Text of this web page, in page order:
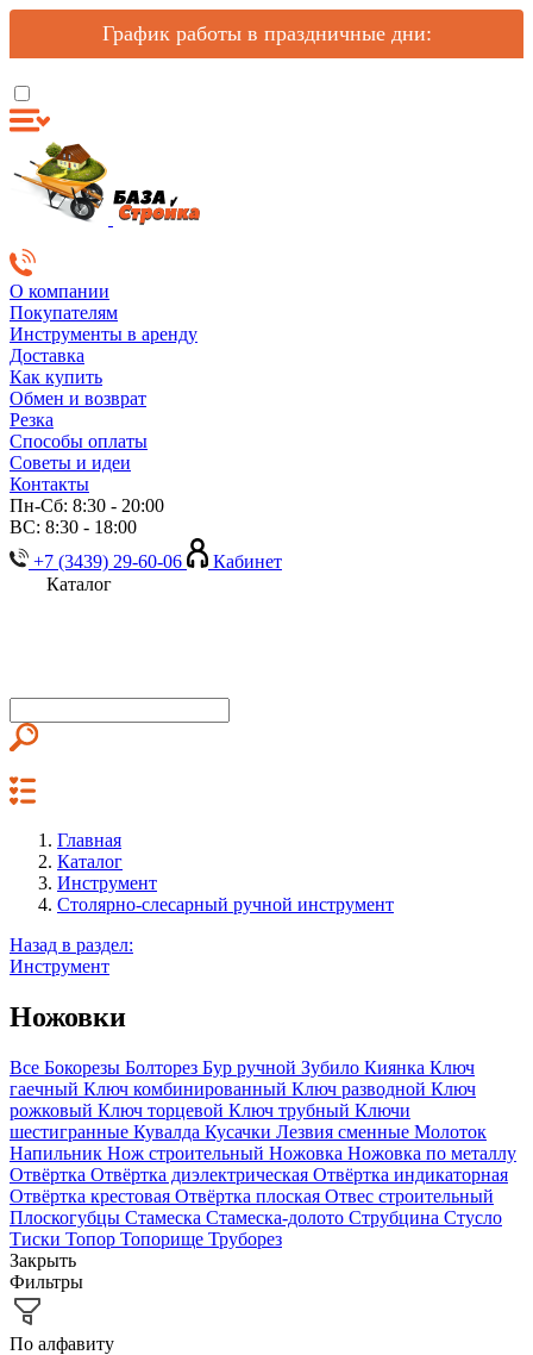
График работы в праздничные дни:
О компании
Покупателям
Инструменты в аренду
Доставка
Как купить
Обмен и возврат
Резка
Способы оплаты
Советы и идеи
Контакты
Пн-Сб: 8:30 - 20:00
ВС: 8:30 - 18:00
+7 (3439) 29-60-06
Кабинет
Каталог
Главная
Каталог
Инструмент
Столярно-слесарный ручной инструмент
Назад в раздел:
Инструмент
Ножовки
Все Бокорезы Болторез Бур ручной Зубило Киянка Ключ
гаечный Ключ комбинированный Ключ разводной Ключ
рожковый Ключ торцевой Ключ трубный Ключи
шестигранные Кувалда Кусачки Лезвия сменные Молоток
Напильник Нож строительный Ножовка Ножовка по металлу
Отвёртка Отвёртка диэлектрическая Отвёртка индикаторная
Отвёртка крестовая Отвёртка плоская Отвес строительный
Плоскогубцы Стамеска Стамеска-долото Струбцина Стусло
Тиски Топор Топорище Труборез
Закрыть
Фильтры
По алфавиту